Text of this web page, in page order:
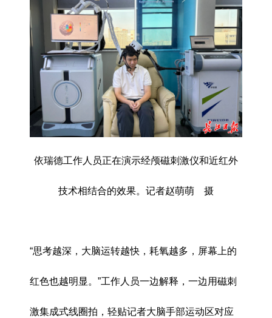
依瑞德工作人员正在演示经颅磁刺激仪和近红外
技术相结合的效果。记者赵萌萌 摄
“思考越深，大脑运转越快，耗氧越多，屏幕上的
红色也越明显。”工作人员一边解释，一边用磁刺
激集成式线圈拍，轻贴记者大脑手部运动区对应